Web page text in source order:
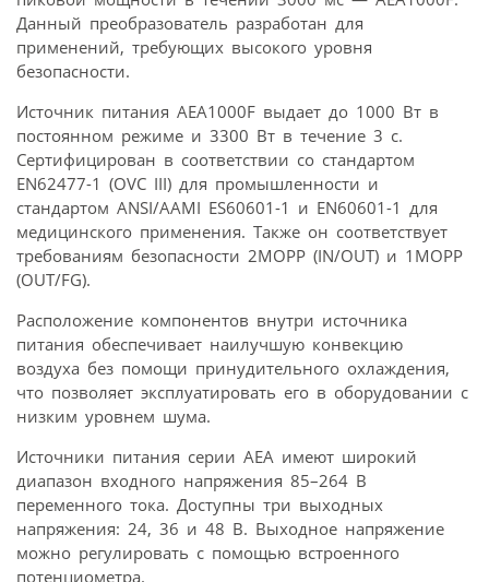
Данный преобразователь разработан для
применений, требующих высокого уровня
безопасности.
Источник питания AEA1000F выдает до 1000 Вт в
постоянном режиме и 3300 Вт в течение 3 с.
Сертифицирован в соответствии со стандартом
EN62477-1 (OVC III) для промышленности и
стандартом ANSI/AAMI ES60601-1 и EN60601-1 для
медицинского применения. Также он соответствует
требованиям безопасности 2MOPP (IN/OUT) и 1MOPP
(OUT/FG).
Расположение компонентов внутри источника
питания обеспечивает наилучшую конвекцию
воздуха без помощи принудительного охлаждения,
что позволяет эксплуатировать его в оборудовании с
низким уровнем шума.
Источники питания серии AEA имеют широкий
диапазон входного напряжения 85–264 В
переменного тока. Доступны три выходных
напряжения: 24, 36 и 48 В. Выходное напряжение
можно регулировать с помощью встроенного
потенциометра.